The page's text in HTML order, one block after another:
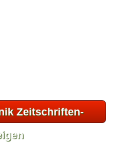
Zeitschriften-